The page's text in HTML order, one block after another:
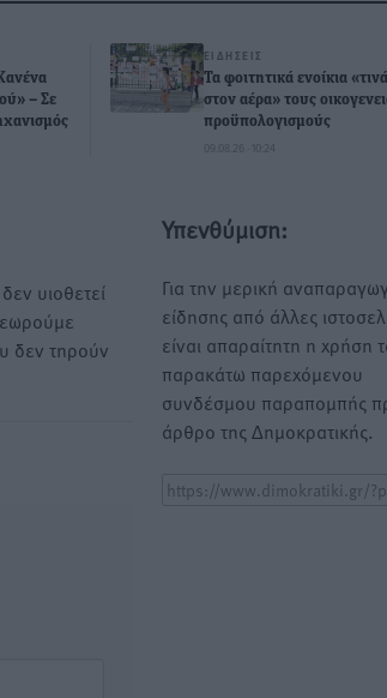
– Σε
ΕΙΔΉΣΕΙΣ
Τα φοιτητικά ενοίκια
στον αέρα» τους
προϋπολογισμούς
09.08.26 · 10:24
υιοθετεί
δεν τηρούν
Υπενθύμιση:
Για την μερική
είδησης από άλλες
είναι απαραίτητη η χρήση
παρακάτω παρεχόμενου
συνδέσμου παραπομπής
άρθρο της Δημοκρατικής.